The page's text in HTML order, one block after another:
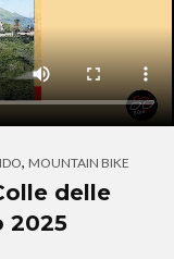
, MOUNTAIN BIKE
delle
2025